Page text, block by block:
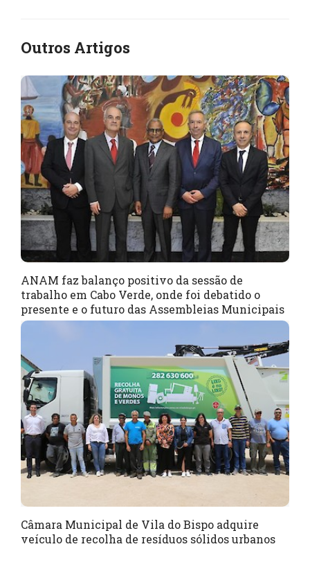
Outros Artigos
ANAM faz balanço positivo da sessão de
trabalho em Cabo Verde, onde foi debatido o
presente e o futuro das Assembleias Municipais
Câmara Municipal de Vila do Bispo adquire
veículo de recolha de resíduos sólidos urbanos